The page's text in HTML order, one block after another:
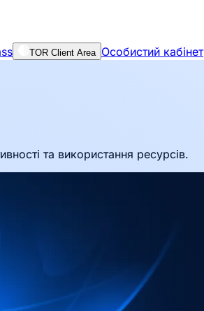
TOR Client Area Особистий кабінет
та використання ресурсів.